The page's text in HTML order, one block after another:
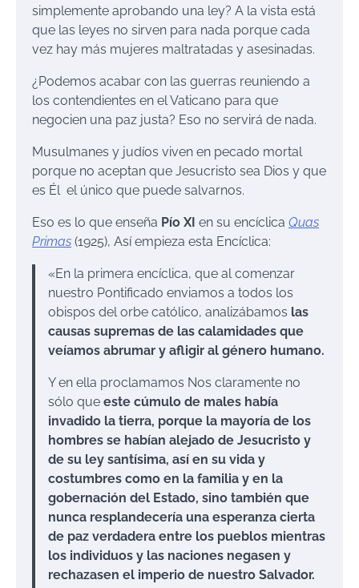
simplemente aprobando una ley? A la vista está
que las leyes no sirven para nada porque cada
vez hay más mujeres maltratadas y asesinadas.
¿Podemos acabar con las guerras reuniendo a
los contendientes en el Vaticano para que
negocien una paz justa? Eso no servirá de nada.
Musulmanes y judíos viven en pecado mortal
porque no aceptan que Jesucristo sea Dios y que
es Él el único que puede salvarnos.
Eso es lo que enseña Pío XI en su encíclica Quas
Primas (1925), Así empieza esta Encíclica:
«En la primera encíclica, que al comenzar
nuestro Pontificado enviamos a todos los
obispos del orbe católico, analizábamos las
causas supremas de las calamidades que
veíamos abrumar y afligir al género humano.
Y en ella proclamamos Nos claramente no
sólo que este cúmulo de males había
invadido la tierra, porque la mayoría de los
hombres se habían alejado de Jesucristo y
de su ley santísima, así en su vida y
costumbres como en la familia y en la
gobernación del Estado, sino también que
nunca resplandecería una esperanza cierta
de paz verdadera entre los pueblos mientras
los individuos y las naciones negasen y
rechazasen el imperio de nuestro Salvador.